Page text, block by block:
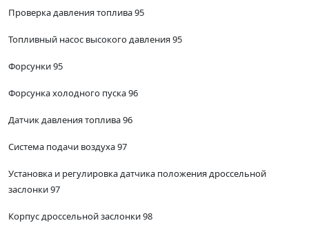
Проверка давления топлива 95
Топливный насос высокого давления 95
Форсунки 95
Форсунка холодного пуска 96
Датчик давления топлива 96
Система подачи воздуха 97
Установка и регулировка датчика положения дроссельной
заслонки 97
Корпус дроссельной заслонки 98